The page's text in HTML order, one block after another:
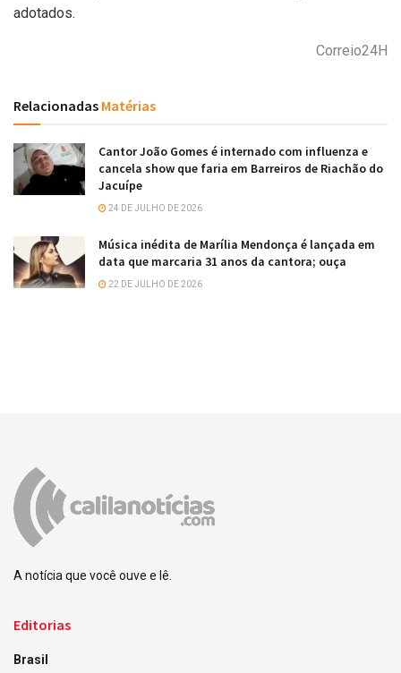
adotados.
Correio24H
Relacionadas Matérias
Cantor João Gomes é internado com influenza e
cancela show que faria em Barreiros de Riachão do
Jacuípe
24 DE JULHO DE 2026
Música inédita de Marília Mendonça é lançada em
data que marcaria 31 anos da cantora; ouça
22 DE JULHO DE 2026
A notícia que você ouve e lê.
Editorias
Brasil